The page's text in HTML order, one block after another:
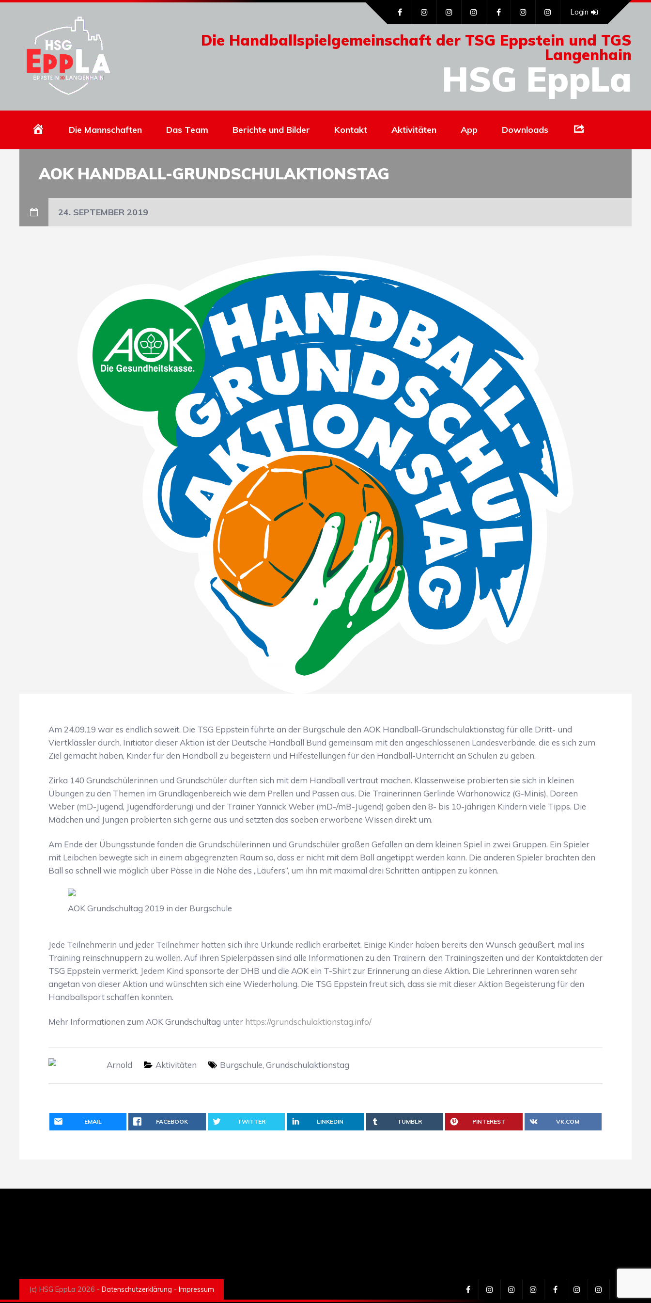
Die Handballspielgemeinschaft der TSG Eppstein und TGS
Langenhain
HSG EppLa
Login
HomepageDie Mannschaften Das Team Berichte und Bilder Kontakt Aktivitäten App Downloads
AOK HANDBALL-GRUNDSCHULAKTIONSTAG
24. SEPTEMBER 2019
Am 24.09.19 war es endlich soweit. Die TSG Eppstein führte an der Burgschule den AOK Handball-Grundschulaktionstag für alle Dritt- und
Viertklässler durch. Initiator dieser Aktion ist der Deutsche Handball Bund gemeinsam mit den angeschlossenen Landesverbände, die es sich zum
Ziel gemacht haben, Kinder für den Handball zu begeistern und Hilfestellungen für den Handball-Unterricht an Schulen zu geben.
Zirka 140 Grundschülerinnen und Grundschüler durften sich mit dem Handball vertraut machen. Klassenweise probierten sie sich in kleinen
Übungen zu den Themen im Grundlagenbereich wie dem Prellen und Passen aus. Die Trainerinnen Gerlinde Warhonowicz (G-Minis), Doreen
Weber (mD-Jugend, Jugendförderung) und der Trainer Yannick Weber (mD-/mB-Jugend) gaben den 8- bis 10-jährigen Kindern viele Tipps. Die
Mädchen und Jungen probierten sich gerne aus und setzten das soeben erworbene Wissen direkt um.
Am Ende der Übungsstunde fanden die Grundschülerinnen und Grundschüler großen Gefallen an dem kleinen Spiel in zwei Gruppen. Ein Spieler
mit Leibchen bewegte sich in einem abgegrenzten Raum so, dass er nicht mit dem Ball angetippt werden kann. Die anderen Spieler brachten den
Ball so schnell wie möglich über Pässe in die Nähe des „Läufers“, um ihn mit maximal drei Schritten antippen zu können.
AOK Grundschultag 2019 in der Burgschule
Jede Teilnehmerin und jeder Teilnehmer hatten sich ihre Urkunde redlich erarbeitet. Einige Kinder haben bereits den Wunsch geäußert, mal ins
Training reinschnuppern zu wollen. Auf ihren Spielerpässen sind alle Informationen zu den Trainern, den Trainingszeiten und der Kontaktdaten der
TSG Eppstein vermerkt. Jedem Kind sponsorte der DHB und die AOK ein T-Shirt zur Erinnerung an diese Aktion. Die Lehrerinnen waren sehr
angetan von dieser Aktion und wünschten sich eine Wiederholung. Die TSG Eppstein freut sich, dass sie mit dieser Aktion Begeisterung für den
Handballsport schaffen konnten.
Mehr Informationen zum AOK Grundschultag unter https://grundschulaktionstag.info/
Arnold Aktivitäten Burgschule, Grundschulaktionstag
EMAIL FACEBOOK TWITTER LINKEDIN TUMBLR PINTEREST VK.COM
(c) HSG EppLa 2026 - Datenschutzerklärung - Impressum